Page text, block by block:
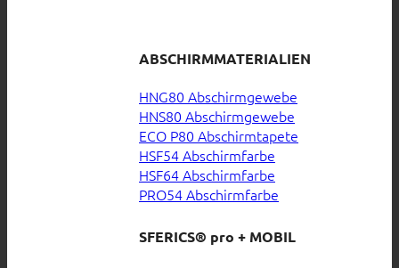
ABSCHIRMMATERIALIEN
HNG80 Abschirmgewebe
HNS80 Abschirmgewebe
ECO P80 Abschirmtapete
HSF54 Abschirmfarbe
HSF64 Abschirmfarbe
PRO54 Abschirmfarbe
SFERICS® pro + MOBIL